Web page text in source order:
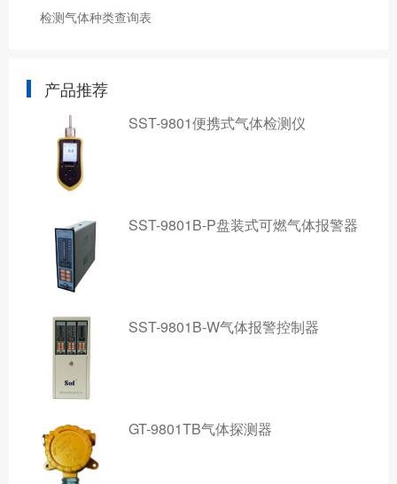
检测气体种类查询表
产品推荐
SST-9801便携式气体检测仪
SST-9801B-P盘装式可燃气体报警器
SST-9801B-W气体报警控制器
GT-9801TB气体探测器